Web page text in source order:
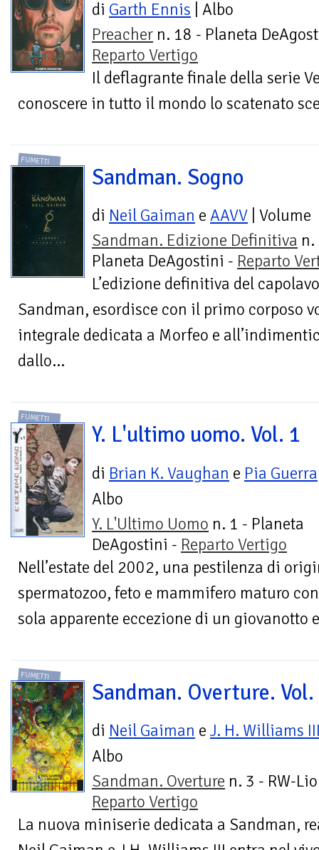
di Garth Ennis | Albo
Preacher n. 18 - Planeta
Reparto Vertigo
Il deflagrante finale della serie
conoscere in tutto il mondo lo scatenato
FUMETTI
Sandman. Sogno
di Neil Gaiman e AAVV | Volume
Sandman. Edizione Definitiva n.
Planeta DeAgostini - Reparto
L’edizione definitiva del
Sandman, esordisce con il primo corposo
integrale dedicata a Morfeo e
dallo...
FUMETTI
Y. L'ultimo uomo. Vol. 1
di Brian K. Vaughan e Pia Guerra
Albo
Y. L'Ultimo Uomo n. 1 - Planeta
DeAgostini - Reparto Vertigo
Nell’estate del 2002, una pestilenza di
spermatozoo, feto e mammifero maturo
sola apparente eccezione di un giovanotto
FUMETTI
Sandman. Overture.
di Neil Gaiman e J. H. Williams
Albo
Sandman. Overture n. 3 - RW-
Reparto Vertigo
La nuova miniserie dedicata a Sandman,